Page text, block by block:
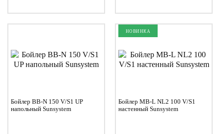
Бойлер BB-N 150 V/S1 UP
напольный Sunsystem
НОВИНКА
Бойлер MB-L NL2 100 V/S1
настенный Sunsystem